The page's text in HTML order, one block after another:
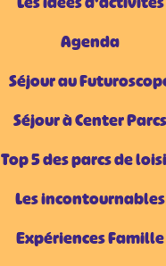
Agenda
Séjour au
Séjour à Center Parcs
Top 5 des parcs de
Les incontournables
Expériences Famille